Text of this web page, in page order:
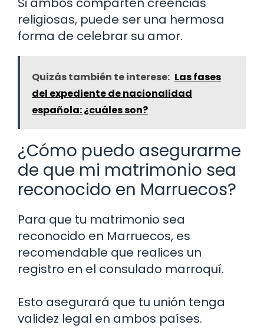
religiosas, puede ser una hermosa
forma de celebrar su amor.
Quizás también te interese: Las fases
del expediente de nacionalidad
española: ¿cuáles son?
¿Cómo puedo asegurarme
de que mi matrimonio sea
reconocido en Marruecos?
Para que tu matrimonio sea
reconocido en Marruecos, es
recomendable que realices un
registro en el consulado marroquí.
Esto asegurará que tu unión tenga
validez legal en ambos países.